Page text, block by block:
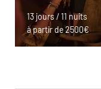
13 jours / 11 nuits
à partir de 2500€